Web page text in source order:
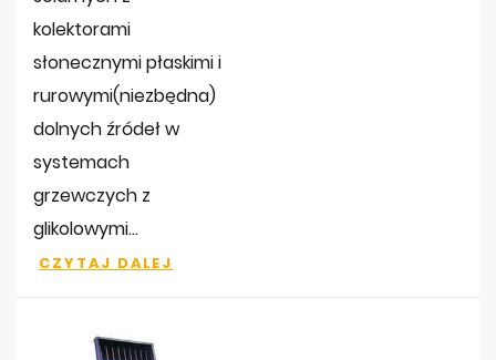
kolektorami
słonecznymi płaskimi i
rurowymi(niezbędna)
dolnych źródeł w
systemach
grzewczych z
glikolowymi...
CZYTAJ DALEJ